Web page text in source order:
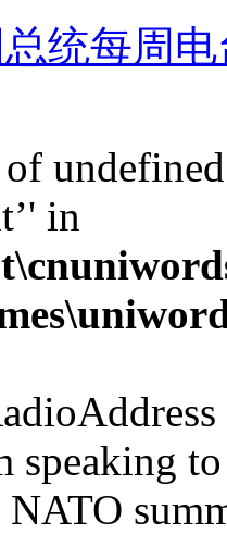
统每周
in
speaking
NATO